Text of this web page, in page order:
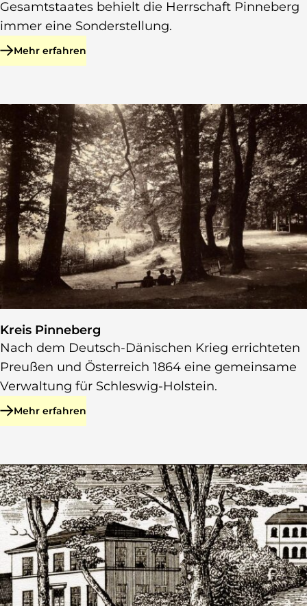
Gesamtstaates behielt die Herrschaft Pinneberg
immer eine Sonderstellung.
Mehr erfahren
zu Herrschaft Pinneberg
Kreis Pinneberg
Nach dem Deutsch-Dänischen Krieg errichteten
Preußen und Österreich 1864 eine gemeinsame
Verwaltung für Schleswig-Holstein.
Mehr erfahren
zu Kreis Pinneberg